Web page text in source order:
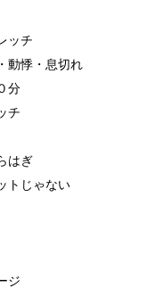
ッチ
動悸・息切れ
分
チ
はぎ
トじゃない
ジ